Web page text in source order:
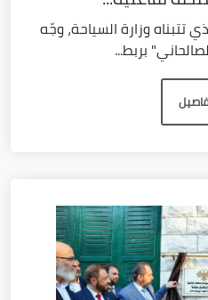
تتبناه وزارة السياحة، وجّه
بربط...